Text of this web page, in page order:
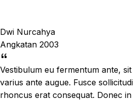
Dwi Nurcahya
Angkatan 2003
Vestibulum eu fermentum ante,
varius ante augue. Fusce
rhoncus erat consequat. Donec